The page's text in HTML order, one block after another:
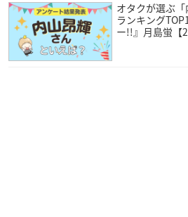
オタクが選ぶ「
ランキング
ー!!』月島蛍【